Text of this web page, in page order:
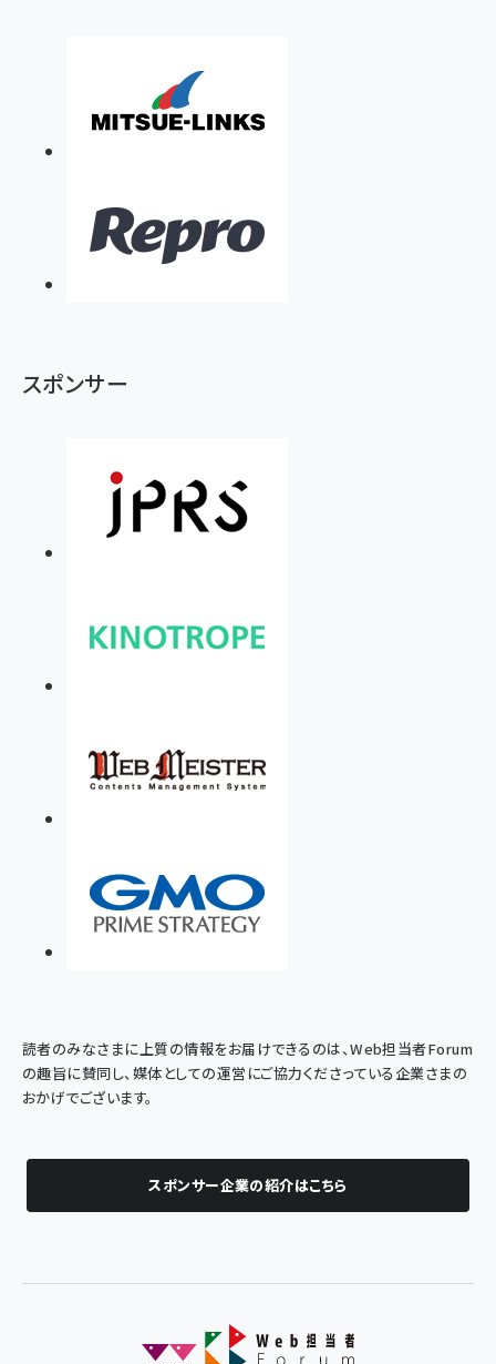
スポンサー
読者のみなさまに上質の情報をお届けできるのは、Web担当者Forum
の趣旨に賛同し、媒体としての運営にご協力くださっている企業さまの
おかげでございます。
スポンサー企業の紹介はこちら